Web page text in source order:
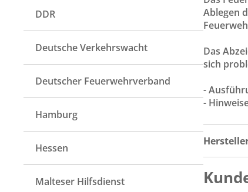
DDR
Deutsche Verkehrswacht
Deutscher Feuerwehrverband
Hamburg
Hessen
Malteser Hilfsdienst
Ablegen
Das
sich
-
-